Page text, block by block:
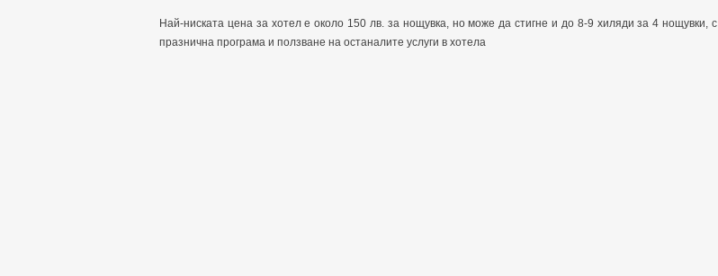
Най-ниската цена за хотел е около 150 лв. за нощувка, но може да стигне и до 8-9 хиляди за 4 нощувки, с
празнична програма и ползване на останалите услуги в хотела